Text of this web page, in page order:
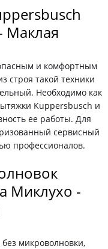
Маклая
и комфортным
строя такой техники
Необходимо как
Kuppersbusch и
ее работы. Для
сервисный
профессионалов.
Миклухо -
микроволновки,